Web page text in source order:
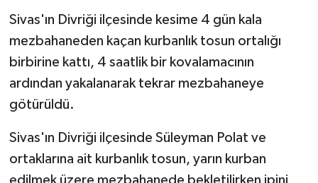
Sivas'ın Divriği ilçesinde kesime 4 gün kala
mezbahaneden kaçan kurbanlık tosun ortalığı
birbirine kattı, 4 saatlik bir kovalamacının
ardından yakalanarak tekrar mezbahaneye
götürüldü.
Sivas'ın Divriği ilçesinde Süleyman Polat ve
ortaklarına ait kurbanlık tosun, yarın kurban
edilmek üzere mezbahanede bekletilirken ipini